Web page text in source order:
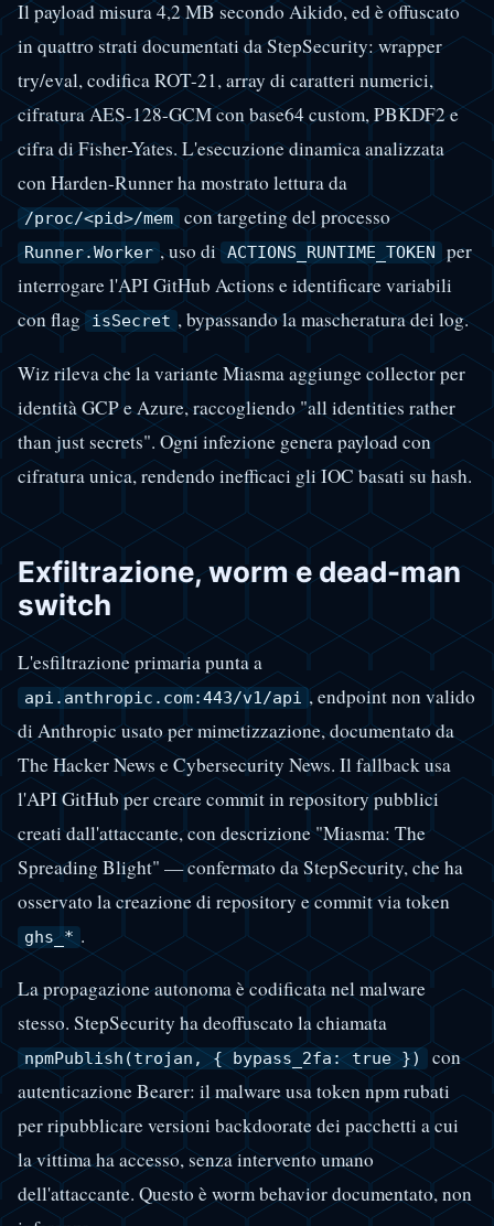
Il payload misura 4,2 MB secondo Aikido, ed è offuscato
in quattro strati documentati da StepSecurity: wrapper
try/eval, codifica ROT-21, array di caratteri numerici,
cifratura AES-128-GCM con base64 custom, PBKDF2 e
cifra di Fisher-Yates. L'esecuzione dinamica analizzata
con Harden-Runner ha mostrato lettura da
/proc/<pid>/mem con targeting del processo
Runner.Worker , uso di ACTIONS_RUNTIME_TOKEN
per
interrogare l'API GitHub Actions e identificare variabili
con flag isSecret , bypassando la mascheratura dei log.
Wiz rileva che la variante Miasma aggiunge collector per
identità GCP e Azure, raccogliendo "all identities rather
than just secrets". Ogni infezione genera payload con
cifratura unica, rendendo inefficaci gli IOC basati su hash.
Exfiltrazione, worm e dead-man
switch
L'esfiltrazione primaria punta a
api.anthropic.com:443/v1/api , endpoint non valido
di Anthropic usato per mimetizzazione, documentato da
The Hacker News e Cybersecurity News. Il fallback usa
l'API GitHub per creare commit in repository pubblici
creati dall'attaccante, con descrizione "Miasma: The
Spreading Blight" — confermato da StepSecurity, che ha
osservato la creazione di repository e commit via token
ghs_* .
La propagazione autonoma è codificata nel malware
stesso. StepSecurity ha deoffuscato la chiamata
npmPublish(trojan, { bypass_2fa: true })
con
autenticazione Bearer: il malware usa token npm rubati
per ripubblicare versioni backdoorate dei pacchetti a cui
la vittima ha accesso, senza intervento umano
dell'attaccante. Questo è worm behavior documentato, non